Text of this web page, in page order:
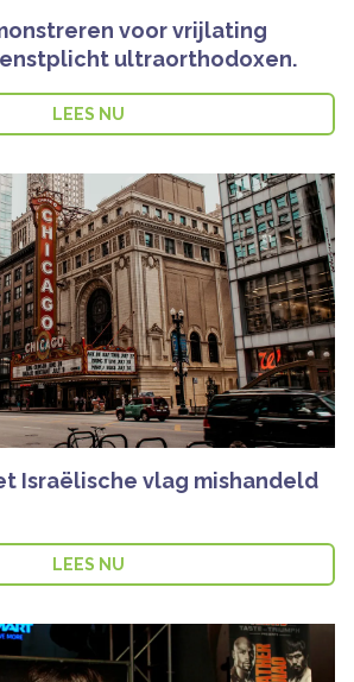
voor vrijlating
ultraorthodoxen.
LEES NU
Israëlische vlag mishandeld
LEES NU